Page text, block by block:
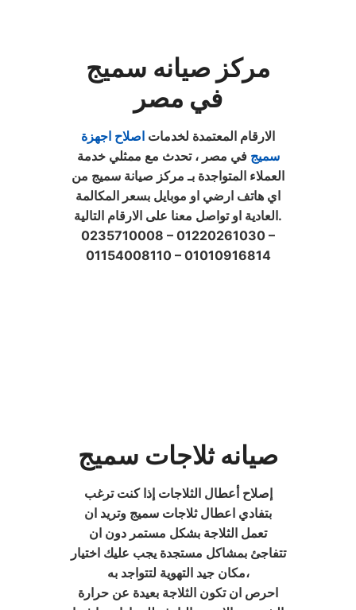
مركز صيانه سميج
في مصر
الارقام المعتمدة لخدمات اصلاح اجهزة
سميج في مصر ، تحدث مع ممثلي خدمة
العملاء المتواجدة بـ مركز صيانة سميج من
اي هاتف ارضي او موبايل بسعر المكالمة
العادية او تواصل معنا على الارقام التالية.
0235710008 – 01220261030 –
01154008110 – 01010916814
صيانه ثلاجات سميج
إصلاح أعطال الثلاجات إذا كنت ترغب
بتفادي اعطال ثلاجات سميج وتريد ان
تعمل الثلاجة بشكل مستمر دون ان
تتفاجئ بمشاكل مستجدة يجب عليك اختيار
مكان جيد التهوية لتتواجد به،
احرص ان تكون الثلاجة بعيدة عن حرارة